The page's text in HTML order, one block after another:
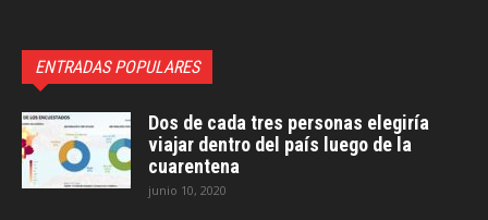
ENTRADAS POPULARES
Dos de cada tres personas elegiría
viajar dentro del país luego de la
cuarentena
junio 10, 2020